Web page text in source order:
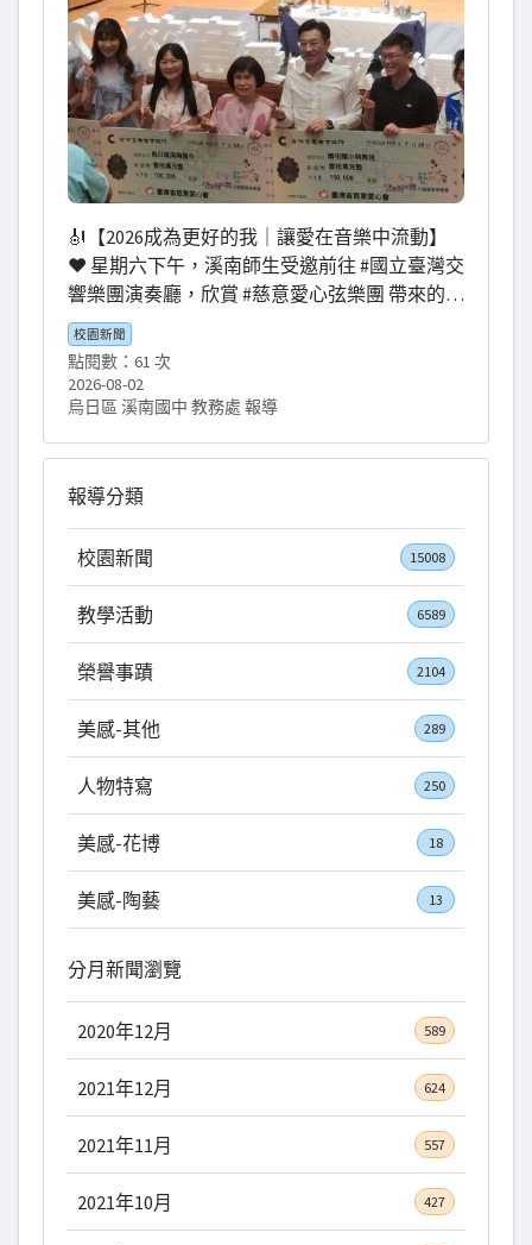
好」在校園扎根、在社區發光， 一起成為更好
的溪南！🌟 #溪南三好2.0 #數位永續創發樂活 #
三好校園實踐學校 #說好話做好事存好心 #感謝
家長會和志工隊的默默守護
🎻【2026成為更好的我｜讓愛在音樂中流動】
❤️ 星期六下午，溪南師生受邀前往 #國立臺灣交
響樂團演奏廳，欣賞 #慈意愛心弦樂團 帶來的精
彩演出👏 除了美妙動人的樂音，現場還有「愛
之光金牌咖啡師」的演出與分享💫聽著視障咖
啡師一路走來的故事，也得知慈意愛心會希望
協助他們實現開設咖啡廳的夢想，讓人深深感
只讓孩子欣賞音樂、感受咖啡香，更讓他們看
見勇氣、希望與互助的力量，相信這會成為一
代表學校上台接受捐贈經費。特別感謝李顧問
長期對溪南的關心與照顧，也感謝每一位支持
溪南的貴人🙏 有這麼多溫暖的力量一路相伴，
溪南的孩子真的很幸福！💕 #愛交響愛分享藝起
童享 #臺灣省慈意愛心會 #慈意愛心弦樂團 #讓
校園新聞
點閱數：61 次
2026-08-02
烏日區 溪南國中 教務處 報導
報導分類
校園新聞 15008
教學活動 6589
榮譽事蹟 2104
美感-其他 289
人物特寫 250
美感-花博 18
美感-陶藝 13
分月新聞瀏覽
2020年12月 589
2021年12月 624
2021年11月 557
2021年10月 427